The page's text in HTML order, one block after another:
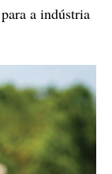
a indústria